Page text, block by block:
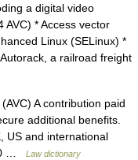
a digital video
* Access vector
Linux (SELinux) *
a railroad freight
A contribution paid
additional benefits.
US and international
…
Law dictionary